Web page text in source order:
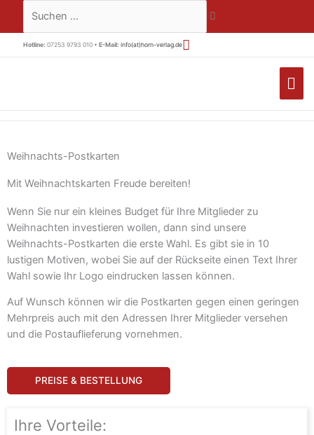
springen
Suchen …
Hotline: 07253 9793 010 • E-Mail: info(at)horn-verlag.de
Weihnachts-Postkarten
Mit Weihnachtskarten Freude bereiten!
Wenn Sie nur ein kleines Budget für Ihre Mitglieder zu
Weihnachten investieren wollen, dann sind unsere
Weihnachts-Postkarten die erste Wahl. Es gibt sie in 10
lustigen Motiven, wobei Sie auf der Rückseite einen Text Ihrer
Wahl sowie Ihr Logo eindrucken lassen können.
Auf Wunsch können wir die Postkarten gegen einen geringen
Mehrpreis auch mit den Adressen Ihrer Mitglieder versehen
und die Postauflieferung vornehmen.
PREISE & BESTELLUNG
Ihre Vorteile: